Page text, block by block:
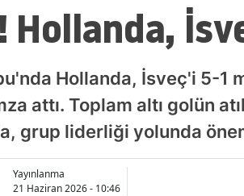
Ağrı
Ankara
Antalya
Aydın
Hollanda,
Hollanda, İsveç'i 5-1
attı. Toplam altı golün
grup liderliği yolunda
Yayınlanma
21 Haziran 2026 - 10:46